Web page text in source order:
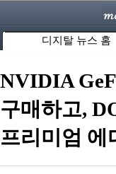
디지탈 뉴스 홈
NVIDIA
구매하고,
프리미엄 에